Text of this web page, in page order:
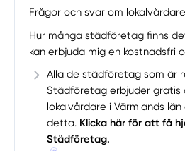
Frågor och svar om
Hur många städföretag finns
kan erbjuda mig en kostnadsfri
Alla de städföretag som är
Städföretag erbjuder gratis
lokalvårdare i Värmlands
detta. Klicka här för att få
Städföretag.